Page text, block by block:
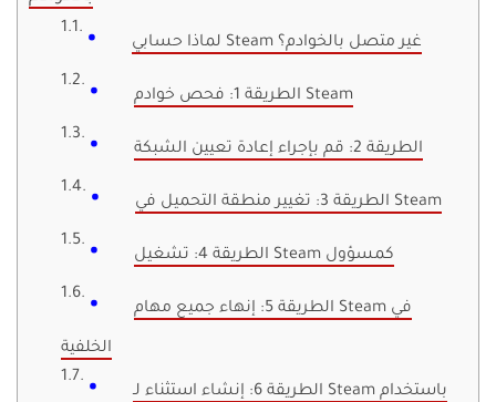
لماذا حسابي Steam غير متصل بالخوادم؟
الطريقة 1: فحص خوادم Steam
الطريقة 2: قم بإجراء إعادة تعيين الشبكة
الطريقة 3: تغيير منطقة التحميل في Steam
الطريقة 4: تشغيل Steam كمسؤول
الطريقة 5: إنهاء جميع مهام Steam في
الخلفية
الطريقة 6: إنشاء استثناء لـ Steam باستخدام